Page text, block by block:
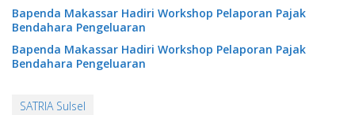
Bapenda Makassar Hadiri Workshop Pelaporan Pajak
Bendahara Pengeluaran
Bapenda Makassar Hadiri Workshop Pelaporan Pajak
Bendahara Pengeluaran
SATRIA Sulsel